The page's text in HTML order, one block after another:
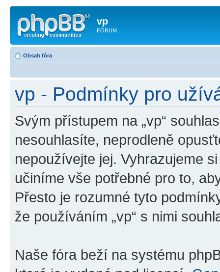
vp
FÓRUM
Obsah fóra
vp - Podmínky pro
Svým přístupem na „vp“
nesouhlasíte, neprodleně
nepoužívejte jej. Vyhrazujeme
učiníme vše potřebné pro to,
Přesto je rozumné tyto
že používáním „vp“ s nimi
Naše fóra beží na systému